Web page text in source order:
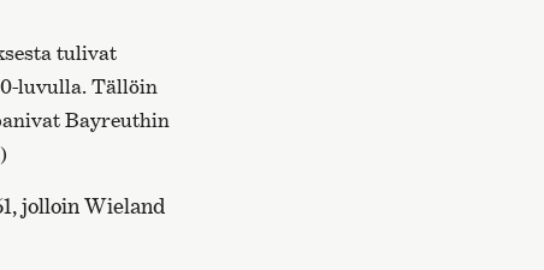
tulivat
luvulla. Tällöin
Bayreuthin
jolloin Wieland